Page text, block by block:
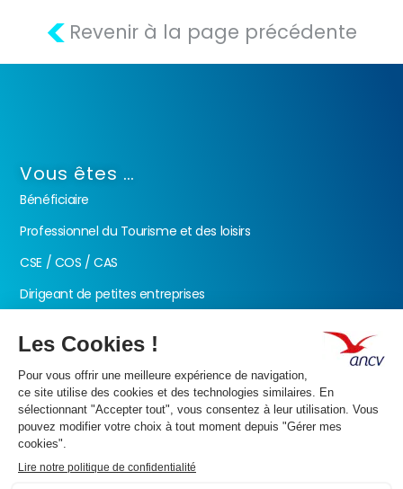
< Revenir à la page précédente
Vous êtes …
Bénéficiaire
Professionnel du Tourisme et des loisirs
CSE / COS / CAS
Dirigeant de petites entreprises
Nos produits
Les Chèques-Vacances
Présentation de l’ANCV
Nos valeurs
Actualités